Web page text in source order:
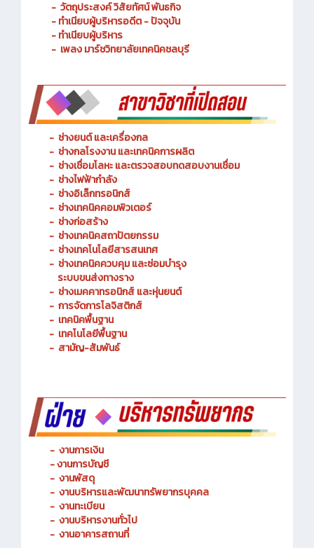
- ประวัติความเป็นมา
- วัตถุประสงค์ วิสัยทัศน์ พันธกิจ
- ทำเนียบผู้บริหารอดีต - ปัจจุบัน
- ทำเนียบผู้บริหาร
- ช่างยนต์ และเครื่องกล
- ช่างกลโรงงาน และเทคนิคการผลิต
- ช่างเชื่อมโลหะ และตรวจสอบทดสอบงานเชื่อม
- ช่างไฟฟ้ากำลัง
- ช่างอิเล็กทรอนิกส์
- ช่างเทคนิคคอมพิวเตอร์
- ช่างก่อสร้าง
- ช่างเทคนิคสถาปัตยกรรม
- ช่างเทคโนโลยีสารสนเทศ
ช่างเทคนิคควบคุม และซ่อมบำรุง
ระบบขนส่งทางราง
- ช่างเมคคาทรอนิกส์ และหุ่นยนต์
- การจัดการโลจิสติกส์
- เทคนิคพื้นฐาน
- เทคโนโลยีพื้นฐาน
-งานการเงิน
- งานการบัญชี
- งานพัสดุ
- งานบริหารและพัฒนาทรัพยากรบุคคล
- งานทะเบียน
- งานบริหารงานทั่วไป